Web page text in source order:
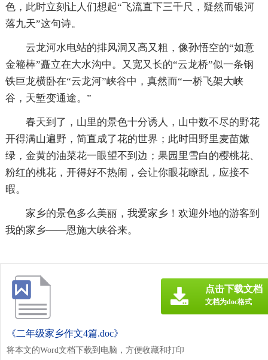
色，此时立刻让人们想起“飞流直下三千尺，疑然而银河
落九天”这句诗。
云龙河水电站的排风洞又高又粗，像孙悟空的“如意
金篐棒”矗立在大水沟中。又宽又长的“云龙桥”似一条钢
铁巨龙横卧在“云龙河”峡谷中，真然而“一桥飞架大峡
谷，天堑变通途。”
春天到了，山里的景色十分诱人，山中数不尽的野花
开得满山遍野，简直成了花的世界；此时田野里麦苗嫩
绿，金黄的油菜花一眼望不到边；果园里雪白的樱桃花、
粉红的桃花，开得好不热闹，会让你眼花瞭乱，应接不
暇。
家乡的景色多么美丽，我爱家乡！欢迎外地的游客到
我的家乡——恩施大峡谷来。
《二年级家乡作文4篇.doc》
将本文的Word文档下载到电脑，方便收藏和打印
点击下载文档
文档为doc格式